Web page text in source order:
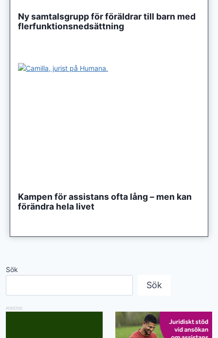
Ny samtalsgrupp för föräldrar till barn med
flerfunktionsnedsättning
Kampen för assistans ofta lång – men kan
förändra hela livet
Sök
Sök
ANNONS